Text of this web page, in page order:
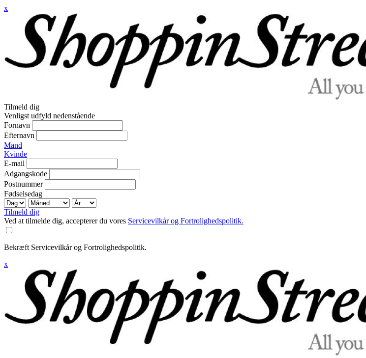
x
Tilmeld dig
Venligst udfyld nedenstående
Fornavn
Efternavn
Mand
Kvinde
E-mail
Adgangskode
Postnummer
Fødselsedag
Tilmeld dig
Ved at tilmelde dig, accepterer du vores Servicevilkår og Fortrolighedspolitik.
Bekræft Servicevilkår og Fortrolighedspolitik.
x